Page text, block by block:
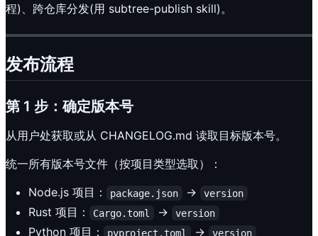
程)、跨仓库分发(用 subtree-publish skill)。
发布流程
第 1 步：确定版本号
从用户处获取或从 CHANGELOG.md 读取目标版本号。
统一所有版本号文件（按项目类型选取）：
Node.js 项目：
package.json → version
Rust 项目： Cargo.toml → version
Python 项目： pyproject.toml → version